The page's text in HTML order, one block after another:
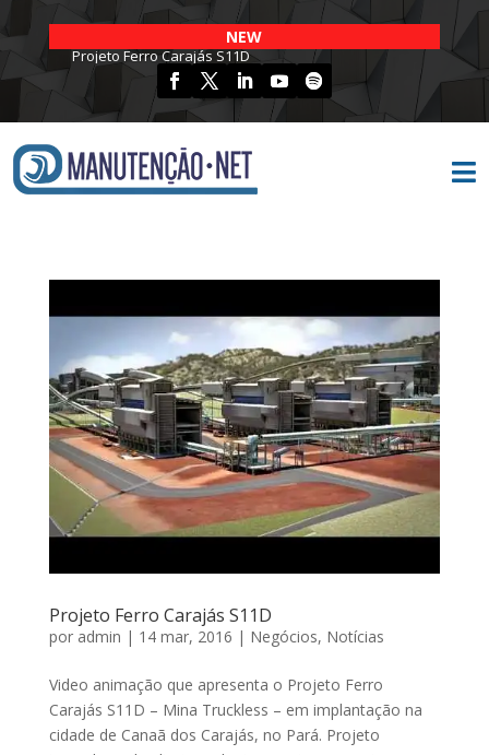
NEW
Projeto Ferro Carajás S11D

Projeto Ferro Carajás S11D
por admin | 14 mar, 2016 | Negócios, Notícias
Video animação que apresenta o Projeto Ferro
Carajás S11D – Mina Truckless – em implantação na
cidade de Canaã dos Carajás, no Pará. Projeto